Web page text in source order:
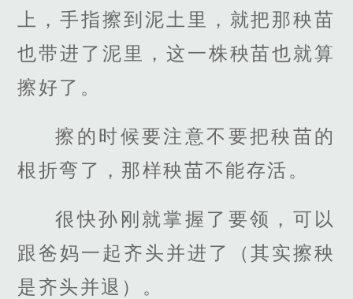
上，手指擦到泥土里，就把那秧苗
也带进了泥里，这一株秧苗也就算
擦好了。
擦的时候要注意不要把秧苗的
根折弯了，那样秧苗不能存活。
很快孙刚就掌握了要领，可以
跟爸妈一起齐头并进了（其实擦秧
是齐头并退）。